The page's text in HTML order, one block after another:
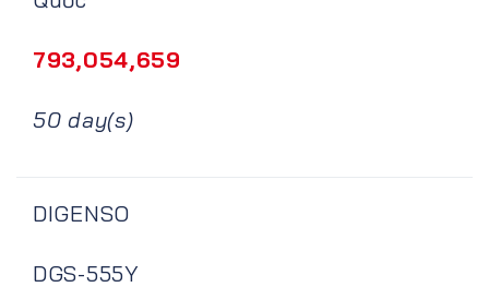
793,054,659
50 day(s)
DIGENSO
DGS-555Y